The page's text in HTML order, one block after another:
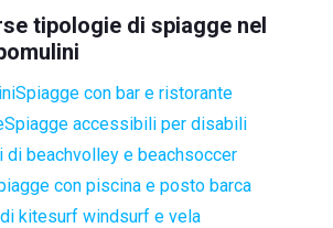
tipologie di spiagge nel
Spiagge con bar e ristorante
Spiagge accessibili per disabili
di beachvolley e beachsoccer
con piscina e posto barca
kitesurf windsurf e vela